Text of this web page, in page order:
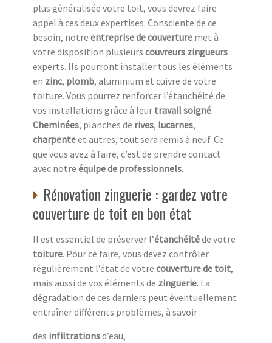
plus généralisée votre toit, vous devrez faire
appel à ces deux expertises. Consciente de ce
besoin, notre entreprise de couverture met à
votre disposition plusieurs couvreurs zingueurs
experts. Ils pourront installer tous les éléments
en zinc, plomb, aluminium et cuivre de votre
toiture. Vous pourrez renforcer l’étanchéité de
vos installations grâce à leur travail soigné.
Cheminées, planches de rives, lucarnes,
charpenteet autres, tout sera remis à neuf. Ce
que vous avez à faire, c’est de prendre contact
avec notre équipe de professionnels.
Rénovation zinguerie : gardez votre
couverture de toit en bon état
Il est essentiel de préserver l’étanchéitéde votre
toiture. Pour ce faire, vous devez contrôler
régulièrement l’état de votre couverture de toit,
mais aussi de vos éléments de zinguerie. La
dégradation de ces derniers peut éventuellement
entraîner différents problèmes, à savoir :
des infiltrationsd’eau,